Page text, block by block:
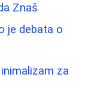
Znaš
je debata o
za